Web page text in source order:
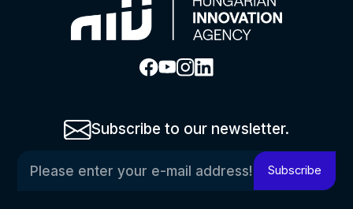
Subscribe to our newsletter.
Subscribe